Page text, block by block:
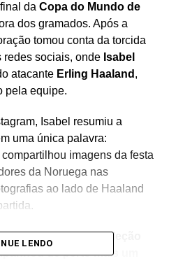
da Copa do Mundo de
dos gramados. Após a
tomou conta da torcida
redes sociais, onde Isabel
atacante Erling Haaland ,
pela equipe.
Isabel resumiu a
uma única palavra:
imagens da festa
da Noruega nas
ao lado de Haaland
da seleção
de perto mais um
LENDO